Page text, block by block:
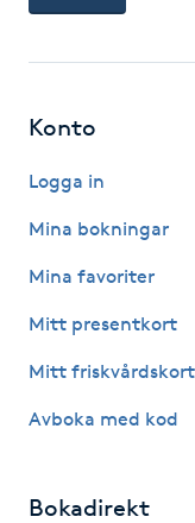
Hypnos
Hårborttagning
Hårförlängning
Hälsa
Konto
Logga in
Mina bokningar
Mina favoriter
Mitt presentkort
Mitt friskvårdskort
Avboka med kod
Bokadirekt